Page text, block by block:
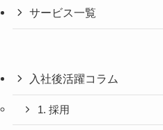
サービス一覧
入社後活躍コラム
1. 採用